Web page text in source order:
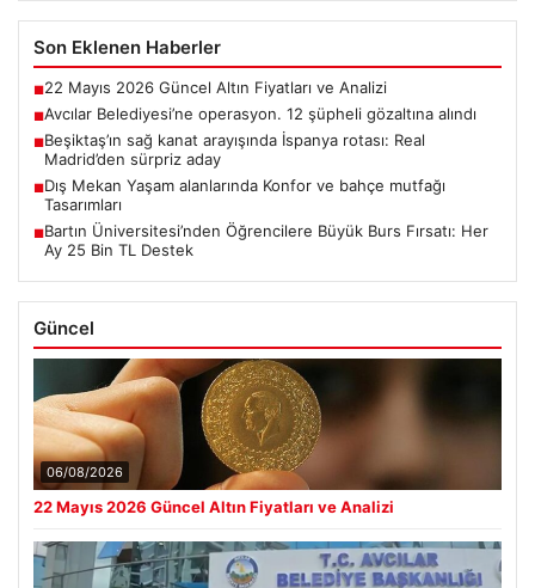
Son Eklenen Haberler
■22 Mayıs 2026 Güncel Altın Fiyatları ve Analizi
■Avcılar Belediyesi’ne operasyon. 12 şüpheli gözaltına alındı
■Beşiktaş’ın sağ kanat arayışında İspanya rotası: Real
Madrid’den sürpriz aday
■Dış Mekan Yaşam alanlarında Konfor ve bahçe mutfağı
Tasarımları
■Bartın Üniversitesi’nden Öğrencilere Büyük Burs Fırsatı: Her
Ay 25 Bin TL Destek
Güncel
06/08/2026
22 Mayıs 2026 Güncel Altın Fiyatları ve Analizi